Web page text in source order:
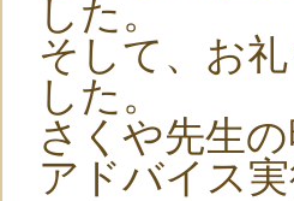
した。
そして、お
した。
さくや先生
アドバイス